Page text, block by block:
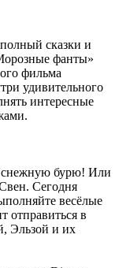
сказки и
фанты»
фильма
удивительного
интересные
снежную бурю! Или
Сегодня
весёлые
отправиться в
Эльзой и их